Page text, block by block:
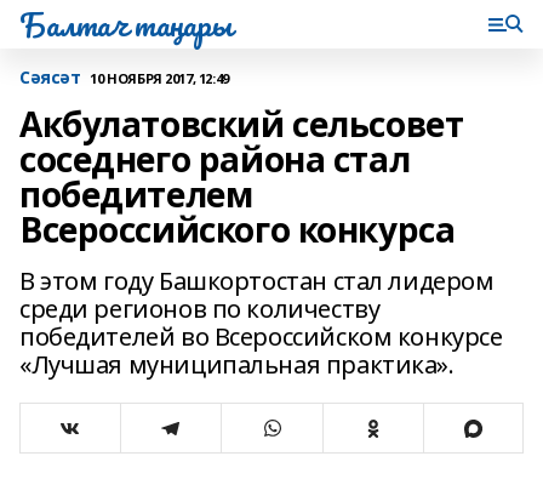
Балтач таңнары
Сәясәт 10 НОЯБРЯ 2017, 12:49
Акбулатовский сельсовет
соседнего района стал
победителем
Всероссийского конкурса
В этом году Башкортостан стал лидером
среди регионов по количеству
победителей во Всероссийском конкурсе
«Лучшая муниципальная практика».